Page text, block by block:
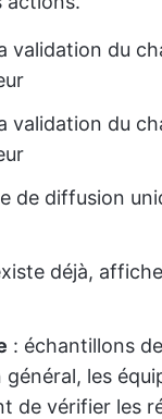
validation du
validation du
de diffusion
déjà,
: échantillons
les
de vérifier les